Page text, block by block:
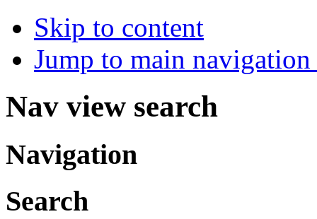
Skip to content
Jump to main
Nav view search
Navigation
Search